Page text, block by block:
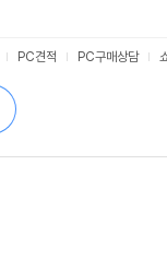
PC견적 PC구매상담